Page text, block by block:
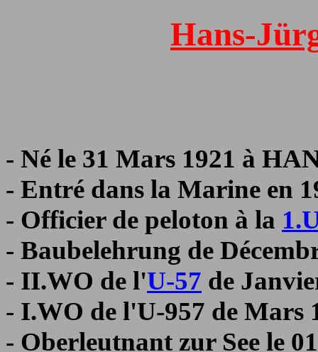
Hans-
- Né le 31 Mars 1921 à
- Entré dans la Marine en
- Officier de peloton à la
- Baubelehrung de
- II.WO de l'U-57 de
- I.WO de l'U-957 de Mars
- Oberleutnant zur See le